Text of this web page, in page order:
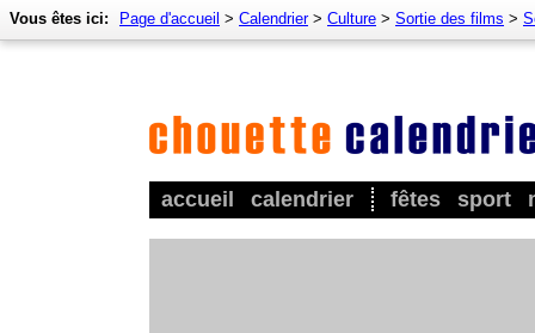
accueil calendrier fêtes sport
Vous êtes ici: Page d'accueil > Calendrier> Culture > Sortie des films >